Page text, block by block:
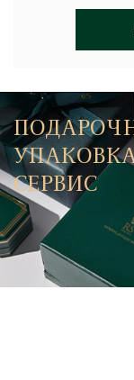
СЕРВИС